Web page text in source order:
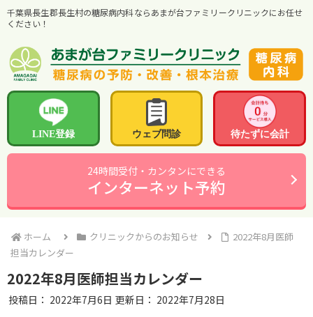
千葉県長生郡長生村の糖尿病内科ならあまが台ファミリークリニックにお任せ
ください！
LINE登録 ウェブ問診 待たずに会計
24時間受付・カンタンにできる
インターネット予約
ホーム クリニックからのお知らせ
2022年8月医師
担当カレンダー
2022年8月医師担当カレンダー
更新日： 2022年7月28日
投稿日： 2022年7月6日